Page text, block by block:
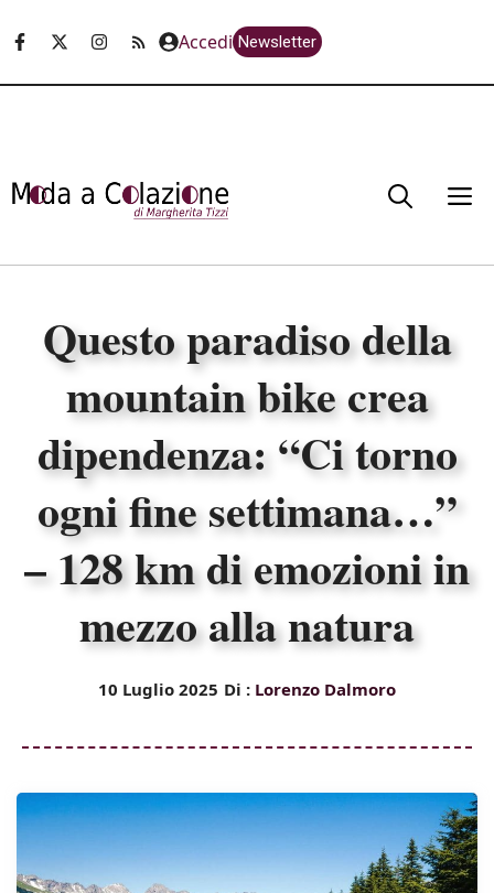
Accedi Newsletter
Questo paradiso della
mountain bike crea
dipendenza: “Ci torno
ogni fine settimana…”
– 128 km di emozioni in
mezzo alla natura
10 Luglio 2025 Di : Lorenzo Dalmoro